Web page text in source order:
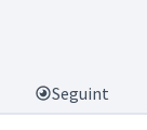
Seguint